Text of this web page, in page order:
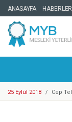
ANASAYFA HABERLER
25 Eylül 2018 /
Cep